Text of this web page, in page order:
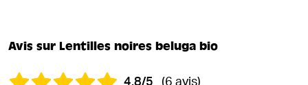
Avis sur Lentilles noires beluga bio
4.8/5 (6 avis)